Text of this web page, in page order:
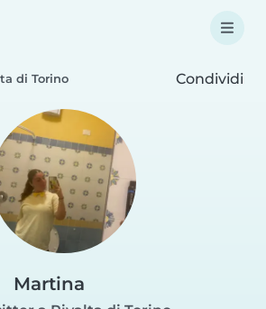
di Torino Condividi
Martina